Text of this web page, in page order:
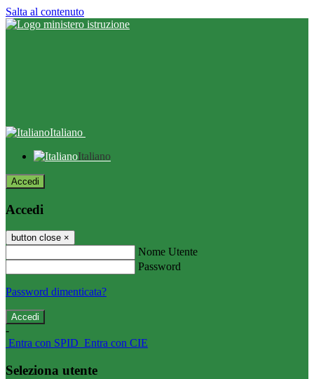
Salta al contenuto
Italiano
Italiano
Accedi
Accedi
button close ×
Nome Utente
Password
Password dimenticata?
-
Entra con SPID Entra con CIE
Seleziona utente